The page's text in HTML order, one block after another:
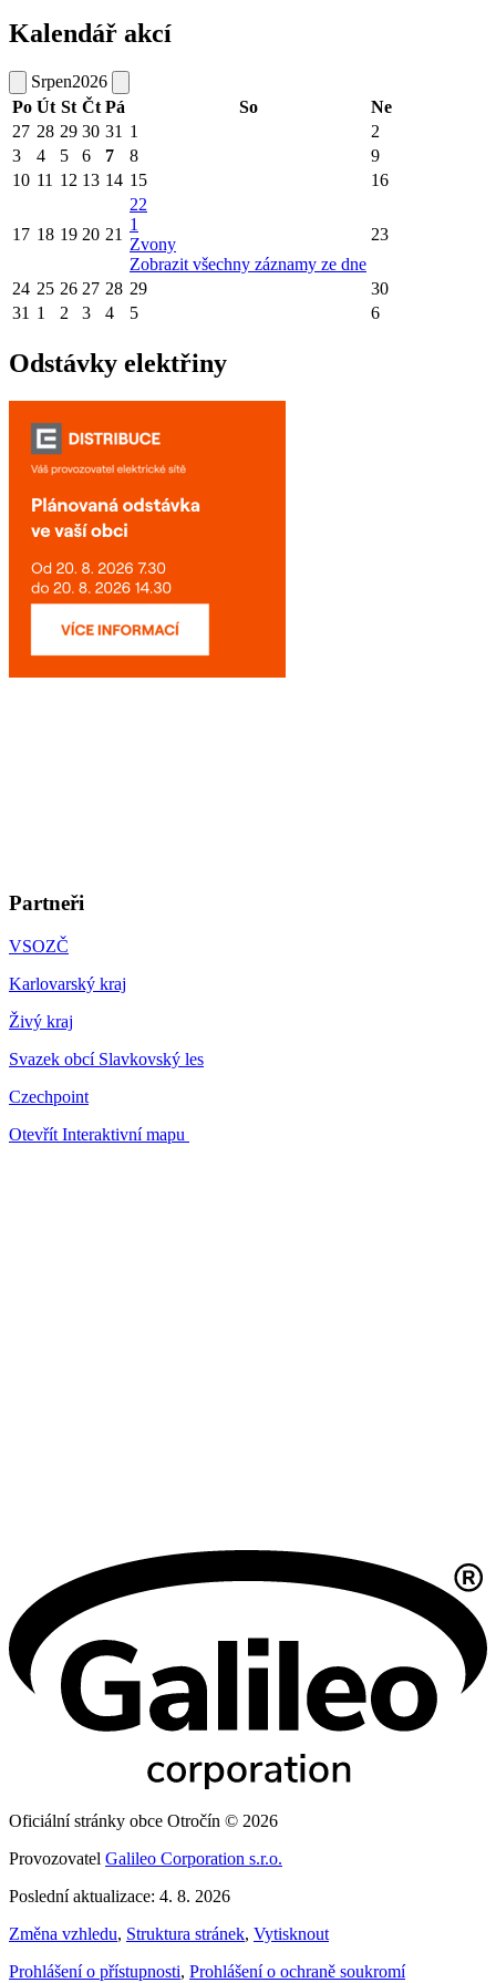
Kalendář akcí
Srpen2026
Po Út St Čt Pá So
Ne
27 28 29 30 31 1
2
3
4 5 6 7 8
9
10 11 12 13 14 15 16
17 18 19 20 21
22
1
Zvony
Zobrazit všechny záznamy ze dne
23
24 25 26 27 28 29
30
31 1 2 3 4 5 6
Odstávky elektřiny
Partneři
VSOZČ
Karlovarský kraj
Živý kraj
Svazek obcí Slavkovský les
Czechpoint
Otevřít Interaktivní mapu
Oficiální stránky obce Otročín © 2026
Provozovatel Galileo Corporation s.r.o.
Poslední aktualizace: 4. 8. 2026
Změna vzhledu, Struktura stránek, Vytisknout
Prohlášení o přístupnosti, Prohlášení o ochraně soukromí